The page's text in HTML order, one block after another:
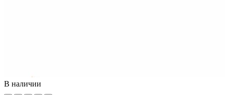
В наличии